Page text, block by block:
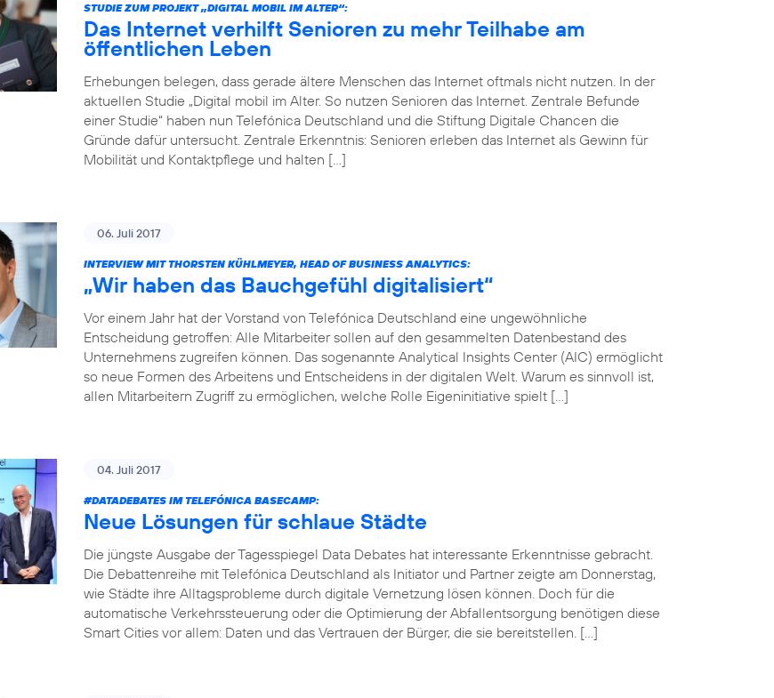
STUDIE ZUM PROJEKT „DIGITAL MOBIL IM ALTER“:
Das Internet verhilft Senioren zu mehr Teilhabe am
öffentlichen Leben
Erhebungen belegen, dass gerade ältere Menschen das Internet oftmals nicht nutzen. In der
aktuellen Studie „Digital mobil im Alter. So nutzen Senioren das Internet. Zentrale Befunde
einer Studie“ haben nun Telefónica Deutschland und die Stiftung Digitale Chancen die
Gründe dafür untersucht. Zentrale Erkenntnis: Senioren erleben das Internet als Gewinn für
Mobilität und Kontaktpflege und halten […]
06. Juli 2017
INTERVIEW MIT THORSTEN KÜHLMEYER, HEAD OF BUSINESS ANALYTICS:
„Wir haben das Bauchgefühl digitalisiert“
Vor einem Jahr hat der Vorstand von Telefónica Deutschland eine ungewöhnliche
Entscheidung getroffen: Alle Mitarbeiter sollen auf den gesammelten Datenbestand des
Unternehmens zugreifen können. Das sogenannte Analytical Insights Center (AIC) ermöglicht
so neue Formen des Arbeitens und Entscheidens in der digitalen Welt. Warum es sinnvoll ist,
allen Mitarbeitern Zugriff zu ermöglichen, welche Rolle Eigeninitiative spielt […]
04. Juli 2017
#DATADEBATES IM TELEFÓNICA BASECAMP:
Neue Lösungen für schlaue Städte
Die jüngste Ausgabe der Tagesspiegel Data Debates hat interessante Erkenntnisse gebracht.
Die Debattenreihe mit Telefónica Deutschland als Initiator und Partner zeigte am Donnerstag,
wie Städte ihre Alltagsprobleme durch digitale Vernetzung lösen können. Doch für die
automatische Verkehrssteuerung oder die Optimierung der Abfallentsorgung benötigen diese
Smart Cities vor allem: Daten und das Vertrauen der Bürger, die sie bereitstellen. […]